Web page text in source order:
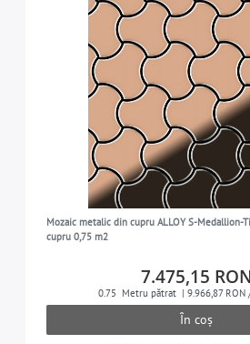
Mozaic metalic din cupru ALLOY S-Medallion-
cupru 0,75 m2
7.475,15
0.75 Metru pătrat | 9.966,87
În coș